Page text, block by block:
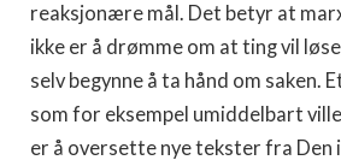
reaksjonære mål. Det betyr at
ikke er å drømme om at ting vil løse
selv begynne å ta hånd om saken.
som for eksempel umiddelbart
er å oversette nye tekster fra Den